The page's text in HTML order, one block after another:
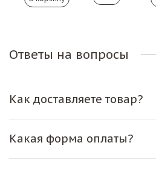
Ответы на вопросы
Как доставляете товар?
Какая форма оплаты?